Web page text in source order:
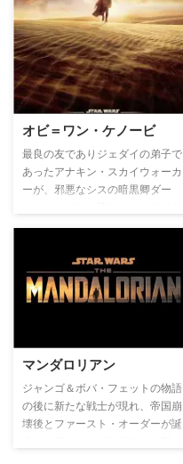
関連記事
オビ＝ワン・ケノービ
最良の友でありジェダイの弟子で
あったアナキン・スカイウォーカ
ーが、邪悪なシスの暗黒卿ダー
讐』。その劇的な出来事から10
年後、『オビ＝ワン・ケノービ』
の物語ははじまる─。
マンダロリアン
ジャンゴ＆ボバ・フェットの物語
の後に新たな戦士が現れ、帝国崩
壊後とファースト・オーダーが誕